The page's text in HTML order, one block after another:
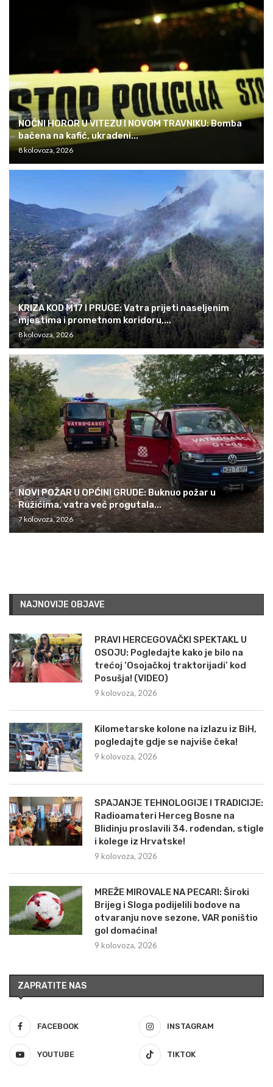
NOĆNI HOROR U VITEZU I NOVOM TRAVNIKU: Bomba
bačena na kafić, ukradeni...
8 kolovoza, 2026
KRIZA KOD M17 I PRUGE: Vatra prijeti naseljenim
mjestima i prometnom koridoru,...
8 kolovoza, 2026
NOVI POŽAR U OPĆINI GRUDE: Buknuo požar u
Ružićima, vatra već progutala...
7 kolovoza, 2026
NAJNOVIJE OBJAVE
PRAVI HERCEGOVAČKI SPEKTAKL U
OSOJU: Pogledajte kako je bilo na
trećoj ‘Osojačkoj traktorijadi’ kod
Posušja! (VIDEO)
9 kolovoza, 2026
Kilometarske kolone na izlazu iz BiH,
pogledajte gdje se najviše čeka!
9 kolovoza, 2026
SPAJANJE TEHNOLOGIJE I TRADICIJE:
Radioamateri Herceg Bosne na
Blidinju proslavili 34. rođendan, stigle
i kolege iz Hrvatske!
9 kolovoza, 2026
MREŽE MIROVALE NA PECARI: Široki
Brijeg i Sloga podijelili bodove na
otvaranju nove sezone, VAR poništio
gol domaćina!
9 kolovoza, 2026
ZAPRATITE NAS
FACEBOOK INSTAGRAM
YOUTUBE TIKTOK